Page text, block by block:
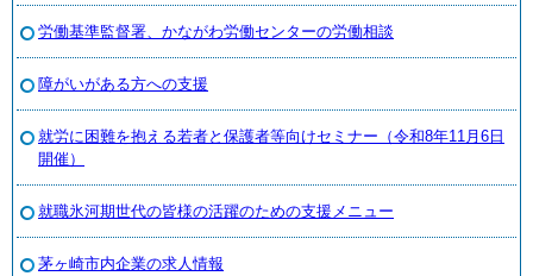
労働基準監督署、かながわ労働センターの労働相談
障がいがある方への支援
就労に困難を抱える若者と保護者等向けセミナー（令和8年11月6日
開催）
就職氷河期世代の皆様の活躍のための支援メニュー
茅ヶ崎市内企業の求人情報